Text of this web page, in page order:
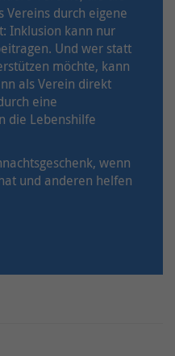
Vereins durch eigene
Inklusion kann nur
Und wer statt
möchte, kann
als Verein direkt
eine
die Lebenshilfe
wenn
und anderen helfen